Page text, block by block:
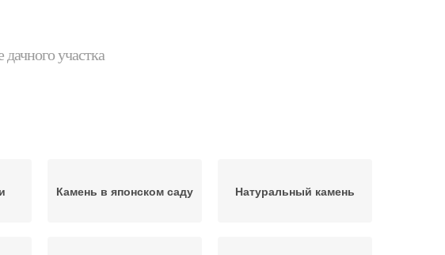
участка
Камень в японском саду Натуральный камень